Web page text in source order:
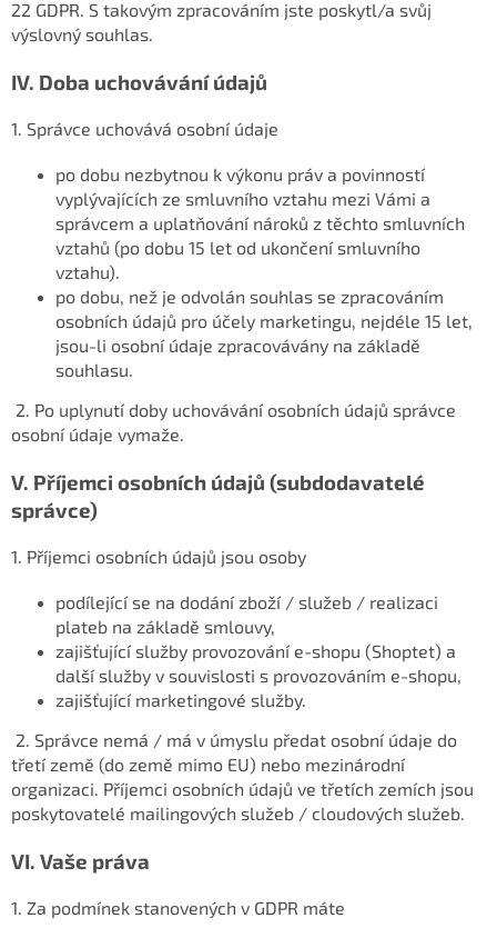
22 GDPR. S takovým zpracováním jste poskytl/a svůj
výslovný souhlas.
IV. Doba uchovávání údajů
1. Správce uchovává osobní údaje
po dobu nezbytnou k výkonu práv a povinností
vyplývajících ze smluvního vztahu mezi Vámi a
správcem a uplatňování nároků z těchto smluvních
vztahů (po dobu 15 let od ukončení smluvního
vztahu).
po dobu, než je odvolán souhlas se zpracováním
osobních údajů pro účely marketingu, nejdéle 15 let,
jsou-li osobní údaje zpracovávány na základě
souhlasu.
2. Po uplynutí doby uchovávání osobních údajů správce
osobní údaje vymaže.
V. Příjemci osobních údajů (subdodavatelé
správce)
1. Příjemci osobních údajů jsou osoby
podílející se na dodání zboží / služeb / realizaci
plateb na základě smlouvy,
zajišťující služby provozování e-shopu (Shoptet) a
další služby v souvislosti s provozováním e-shopu,
zajišťující marketingové služby.
2. Správce nemá / má v úmyslu předat osobní údaje do
třetí země (do země mimo EU) nebo mezinárodní
organizaci. Příjemci osobních údajů ve třetích zemích jsou
poskytovatelé mailingových služeb / cloudových služeb.
VI. Vaše práva
1. Za podmínek stanovených v GDPR máte